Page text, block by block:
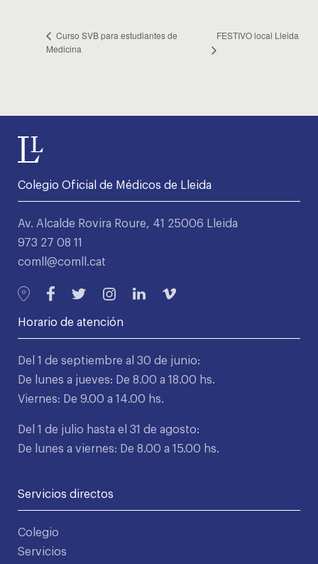
Curso SVB para estudiantes de
Medicina
FESTIVO local Lleida
Colegio Oficial de Médicos de Lleida
Av. Alcalde Rovira Roure, 41 25006 Lleida
973 27 08 11
comll@comll.cat
Horario de atención
Del 1 de septiembre al 30 de junio:
De lunes a jueves: De 8.00 a 18.00 hs.
Viernes: De 9.00 a 14.00 hs.
Del 1 de julio hasta el 31 de agosto:
De lunes a viernes: De 8.00 a 15.00 hs.
Servicios directos
Colegio
Servicios